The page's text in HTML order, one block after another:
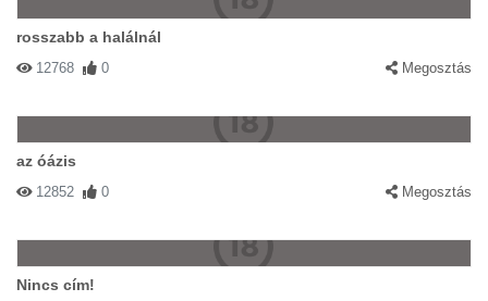
rosszabb a halálnál
12768 0 Megosztás
az óázis
12852 0 Megosztás
Nincs cím!